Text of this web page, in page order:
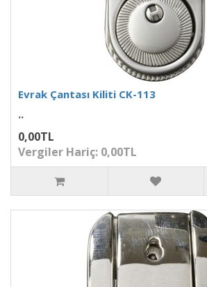
Evrak Çantası Kiliti CK-113
..
0,00TL
Vergiler Hariç: 0,00TL